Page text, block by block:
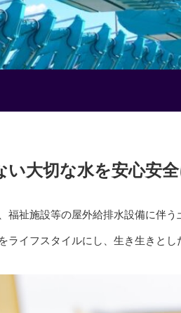
大切な水を安心安
祉施設等の屋外給排水設備に伴
イフスタイルにし、生き生きとし